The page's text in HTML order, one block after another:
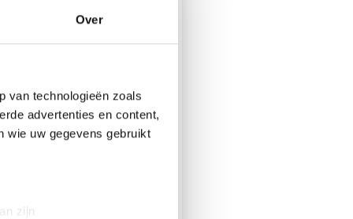
Over
van technologieën zoals
advertenties en content,
wie uw gegevens gebruikt
zijn extreme droogte